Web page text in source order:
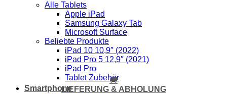
Alle Tablets
Apple iPad
Samsung Galaxy Tab
Microsoft Surface
Beliebte Produkte
iPad 10 10,9″ (2022)
iPad Pro 5 12,9″ (2021)
iPad Pro
Tablet Zubehör
Smartphone
🚚
LIEFERUNG & ABHOLUNG